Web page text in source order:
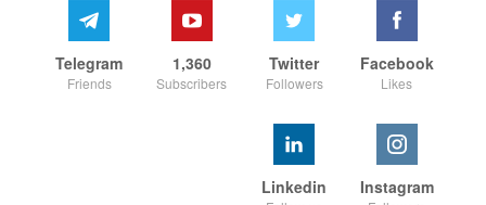
Facebook
Likes
Twitter
Followers
1,360
Subscribers
Telegram
Friends
Instagram
Linkedin